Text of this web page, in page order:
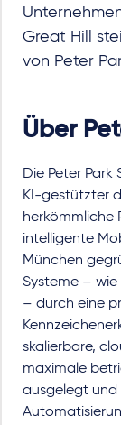
Great Hill
von Peter
Über
Die Peter
KI-gestützter
herkömmliche
intelligente
München
Systeme – wie
– durch eine
skalierbare,
maximale
ausgelegt und